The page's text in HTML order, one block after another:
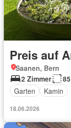
Preis auf
Saanen, Bern
2 Zimmer
Garten
Kamin
18.06.2026